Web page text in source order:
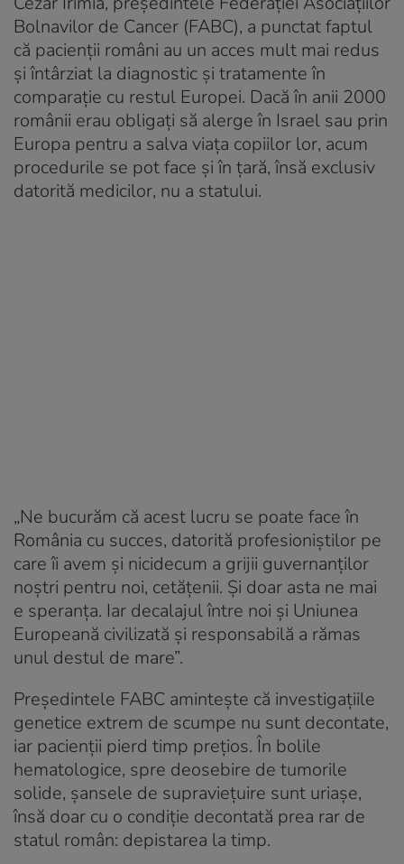
Bolnavilor de Cancer (FABC), a punctat faptul
că pacienții români au un acces mult mai redus
și întârziat la diagnostic și tratamente în
comparație cu restul Europei. Dacă în anii 2000
românii erau obligați să alerge în Israel sau prin
Europa pentru a salva viața copiilor lor, acum
procedurile se pot face și în țară, însă exclusiv
datorită medicilor, nu a statului.
„Ne bucurăm că acest lucru se poate face în
România cu succes, datorită profesioniștilor pe
care îi avem și nicidecum a grijii guvernanților
noștri pentru noi, cetățenii. Și doar asta ne mai
e speranța. Iar decalajul între noi și Uniunea
Europeană civilizată și responsabilă a rămas
unul destul de mare”.
Președintele FABC amintește că investigațiile
genetice extrem de scumpe nu sunt decontate,
iar pacienții pierd timp prețios. În bolile
hematologice, spre deosebire de tumorile
solide, șansele de supraviețuire sunt uriașe,
însă doar cu o condiție decontată prea rar de
statul român: depistarea la timp.